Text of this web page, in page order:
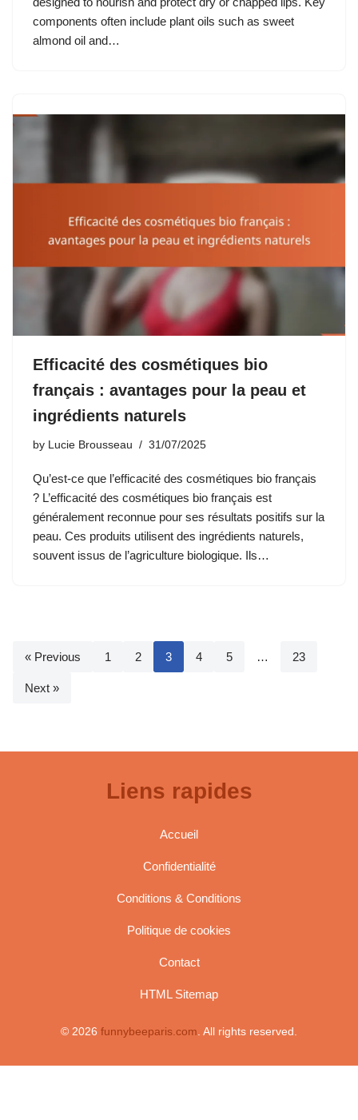
components often include plant oils such as sweet
almond oil and…
Efficacité des cosmétiques bio
français : avantages pour la peau et
ingrédients naturels
by Lucie Brousseau 31/07/2025
Qu’est-ce que l’efficacité des cosmétiques bio français
? L’efficacité des cosmétiques bio français est
généralement reconnue pour ses résultats positifs sur la
peau. Ces produits utilisent des ingrédients naturels,
souvent issus de l’agriculture biologique. Ils…
« Previous 1 2 3 4 5 … 23
Next »
Liens rapides
Accueil
Confidentialité
Conditions & Conditions
Politique de cookies
Contact
HTML Sitemap
© 2026 funnybeeparis.com. All rights reserved.